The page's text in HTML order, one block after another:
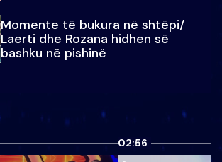
Momente të bukura në shtëpi/
Laerti dhe Rozana hidhen së
bashku në pishinë
02:56